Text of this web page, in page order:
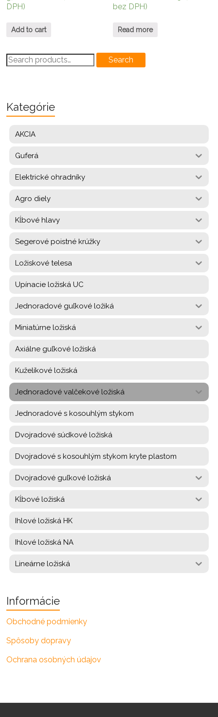
DPH)
Add to cart
bez DPH)
Read more
Search
for:
Search
Kategórie
AKCIA
Guferá
Elektrické ohradníky
Agro diely
Kĺbové hlavy
Segerové poistné krúžky
Ložiskové telesa
Upínacie ložiská UC
Jednoradové guľkové ložiká
Miniatúrne ložiská
Axiálne guľkové ložiská
Kuželíkové ložiská
Jednoradové valčekové ložiská
Jednoradové s kosouhlým stykom
Dvojradové súdkové ložiská
Dvojradové s kosouhlým stykom kryte plastom
Dvojradové guľkové ložiská
Kĺbové ložiská
Ihlové ložiská HK
Ihlové ložiská NA
Lineárne ložiská
Informácie
Obchodné podmienky
Spôsoby dopravy
Ochrana osobných údajov